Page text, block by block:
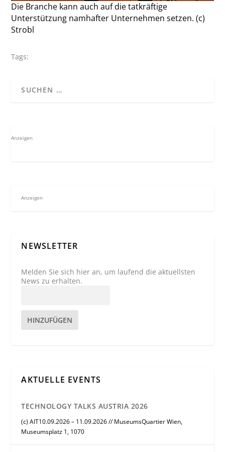
Die Branche kann auch auf die tatkräftige
Unterstützung namhafter Unternehmen setzen. (c)
Strobl
Tags:
Anzeigen
Anzeigen
NEWSLETTER
Melden Sie sich hier an, um laufend die aktuellsten
News zu erhalten.
HINZUFÜGEN
AKTUELLE EVENTS
TECHNOLOGY TALKS AUSTRIA 2026
(c) AIT10.09.2026 – 11.09.2026 // MuseumsQuartier Wien,
Museumsplatz 1, 1070